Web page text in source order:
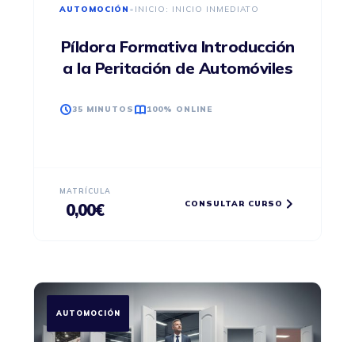
AUTOMOCIÓN • INICIO: INICIO INMEDIATO
Píldora Formativa Introducción
a la Peritación de Automóviles
35 MINUTOS 100% ONLINE
MATRÍCULA
0,00€ CONSULTAR CURSO
AUTOMOCIÓN